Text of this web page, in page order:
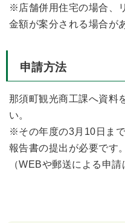
※店舗併用住宅の場合、
金額が案分される場合が
申請方法
那須町観光商工課へ資料
い。
※その年度の3月10日ま
報告書の提出が必要です。
（WEBや郵送による申